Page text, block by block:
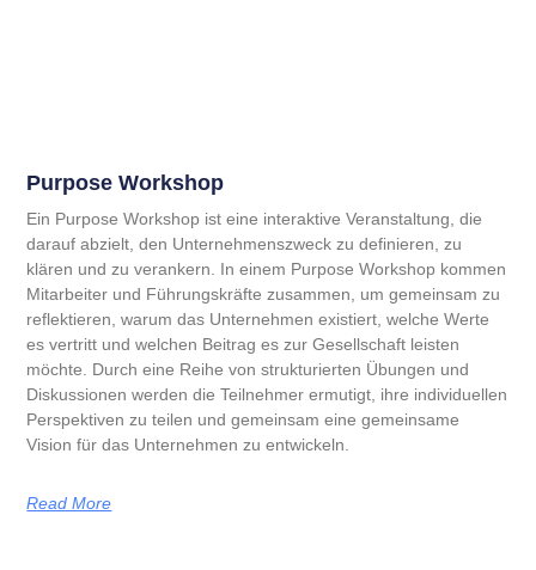
Purpose Workshop
Ein Purpose Workshop ist eine interaktive Veranstaltung, die
darauf abzielt, den Unternehmenszweck zu definieren, zu
klären und zu verankern. In einem Purpose Workshop kommen
Mitarbeiter und Führungskräfte zusammen, um gemeinsam zu
reflektieren, warum das Unternehmen existiert, welche Werte
es vertritt und welchen Beitrag es zur Gesellschaft leisten
möchte. Durch eine Reihe von strukturierten Übungen und
Diskussionen werden die Teilnehmer ermutigt, ihre individuellen
Perspektiven zu teilen und gemeinsam eine gemeinsame
Vision für das Unternehmen zu entwickeln.
Read More